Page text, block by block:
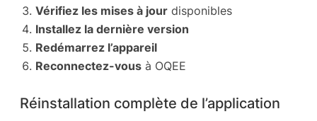
Vérifiez les mises à jour disponibles
Installez la dernière version
Redémarrez l’appareil
Reconnectez-vous à OQEE
Réinstallation complète de l’application